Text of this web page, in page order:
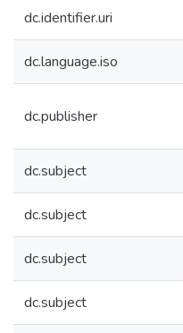
dc.identifier.uri
dc.language.iso
dc.publisher
dc.subject
dc.subject
dc.subject
dc.subject